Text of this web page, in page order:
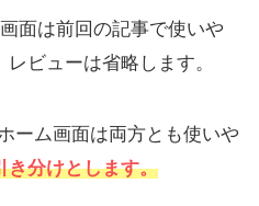
面は前回の記事で使いや
ビューは省略します。
ーム画面は両方とも使いや
き分けとします。